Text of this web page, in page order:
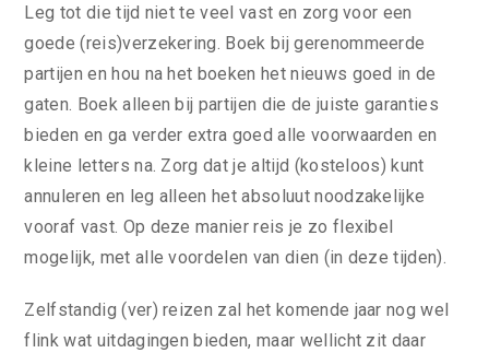
Leg tot die tijd niet te veel vast en zorg voor een
goede (reis)verzekering. Boek bij gerenommeerde
partijen en hou na het boeken het nieuws goed in de
gaten. Boek alleen bij partijen die de juiste garanties
bieden en ga verder extra goed alle voorwaarden en
kleine letters na. Zorg dat je altijd (kosteloos) kunt
annuleren en leg alleen het absoluut noodzakelijke
vooraf vast. Op deze manier reis je zo flexibel
mogelijk, met alle voordelen van dien (in deze tijden).
Zelfstandig (ver) reizen zal het komende jaar nog wel
flink wat uitdagingen bieden, maar wellicht zit daar